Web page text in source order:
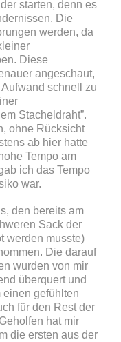
starten, denn es
Die
werden, da
Diese
angeschaut,
schnell zu
Stacheldraht”.
ohne Rücksicht
ab hier hatte
Tempo am
ich das Tempo
war.
den bereits am
Sack der
werden musste)
Die darauf
wurden von mir
überquert und
einen gefühlten
für den Rest der
hat mir
die ersten aus der